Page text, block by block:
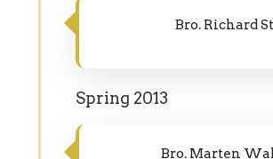
Bro. Richard
Spring 2013
Bro. Marten